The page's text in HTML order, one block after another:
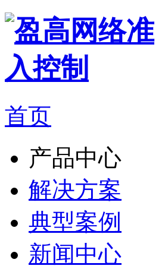
首页
产品中心
解决方案
典型案例
新闻中心